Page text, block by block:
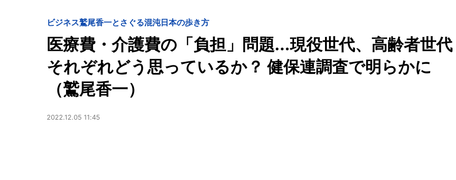
ビジネス鷲尾香一とさぐる混沌日本の歩き方
医療費・介護費の「負担」問題...現役世代、高齢者世代
それぞれどう思っているか？ 健保連調査で明らかに
（鷲尾香一）
2022.12.05 11:45